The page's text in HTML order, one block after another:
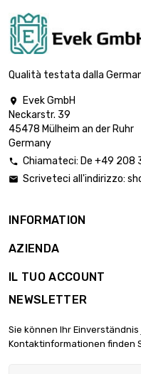
Qualità testata dalla

Evek GmbH
Neckarstr. 39
45478 Mülheim an der Ruhr
Germany
 Chiamateci: De +49 208
 Scriveteci all'indirizzo:
INFORMATION
AZIENDA
IL TUO ACCOUNT
NEWSLETTER
Sie können Ihr
Kontaktinformationen finden